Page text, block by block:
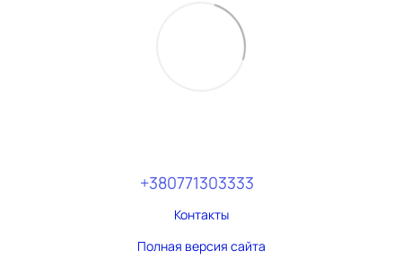
+380771303333
Контакты
Полная версия сайта